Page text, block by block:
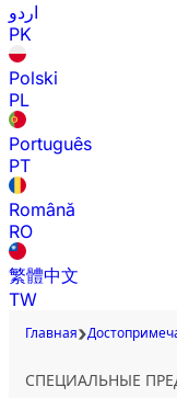
اردو
PK
Polski
PL
Português
PT
Română
RO
繁體中文
TW
Главная
СПЕЦИАЛЬНЫЕ